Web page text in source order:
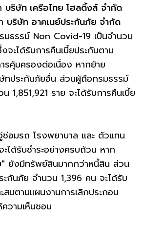
บริษัท เครือไทย โฮลดิ้งส์ จำกัด
บริษัท อาคเนย์ประกันภัย จำกัด
มธรรม์ Non Covid-19 เป็นจำนวน
ะได้รับการคืนเบี้ยประกันตาม
รคุ้มครองต่อเนื่อง หากย้าย
ทประกันภัยอื่น ส่วนผู้ถือกรมธรรม์
1,851,921 ราย จะได้รับการคืนเบี้ย
ซ่อมรถ โรงพยาบาล และ ตัวแทน
ได้รับชำระอย่างครบถ้วน หาก
ยังมีทรัพย์สินมากกว่าหนี้สิน ส่วน
กันภัย จำนวน 1,396 คน จะได้รับ
สมตามแผนงานการเลิกประกอบ
วามเห็นชอบ